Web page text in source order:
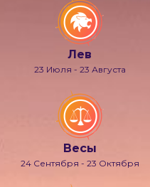
Лев
23 Июля - 23 Августа
Весы
24 Сентября - 23 Октября